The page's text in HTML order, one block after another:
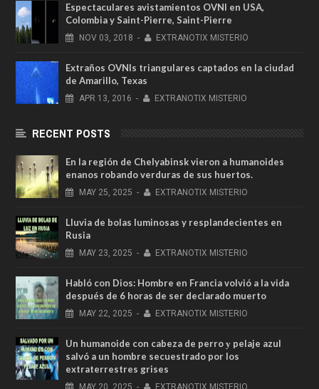
Espectaculares avistamientos OVNI en USA,
Colombia y Saint-Pierre, Saint-Pierre
NOV 03, 2018 - EXTRANOTIX MISTERIO
Extraños OVNIs triangulares captados en la ciudad
de Amarillo, Texas
APR 13, 2016 - EXTRANOTIX MISTERIO
RECENT POSTS
En la región de Chelyabinsk vieron a humanoides
enanos robando verduras de sus huertos.
MAY 25, 2025 - EXTRANOTIX MISTERIO
Lluvia de bolas luminosas y resplandecientes en
Rusia
MAY 23, 2025 - EXTRANOTIX MISTERIO
Habló con Dios: Hombre en Francia volvió a la vida
después de 6 horas de ser declarado muerto
MAY 22, 2025 - EXTRANOTIX MISTERIO
Un humanoide con cabeza de perro у pelaje azul
salvó a un hombre secuestrado por los
extraterrestres grises
MAY 20, 2025 - EXTRANOTIX MISTERIO